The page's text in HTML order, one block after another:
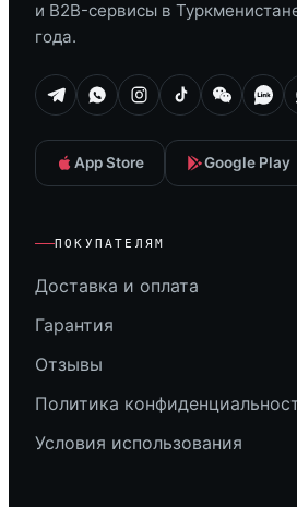
и B2B-сервисы в
года.
App Store Google Play
ПОКУПАТЕЛЯМ
Доставка и оплата
Гарантия
Отзывы
Политика
Условия использования